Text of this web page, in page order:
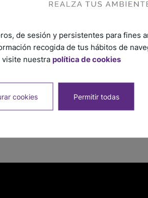
de sesión y persistentes para fines
recogida de tus hábitos de
visite nuestra política de cookies
cookies Permitir todas